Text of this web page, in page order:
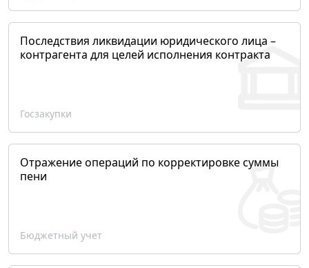
Последствия ликвидации юридического лица –
контрагента для целей исполнения контракта
Госзакупки
Отражение операций по корректировке суммы
пени
Бюджетный учет